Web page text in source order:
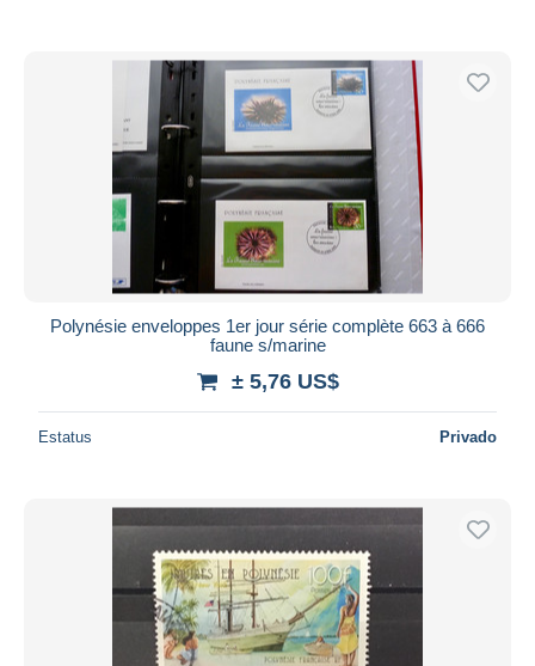
Polynésie enveloppes 1er jour série complète 663 à 666
faune s/marine
± 5,76 US$
Estatus Privado